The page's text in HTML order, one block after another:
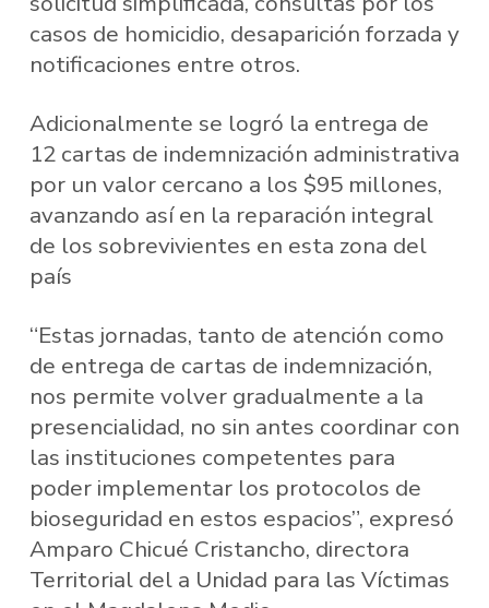
casos de homicidio, desaparición forzada y
notificaciones entre otros.
Adicionalmente se logró la entrega de
12 cartas de indemnización administrativa
por un valor cercano a los $95 millones,
avanzando así en la reparación integral
de los sobrevivientes en esta zona del
país
“Estas jornadas, tanto de atención como
de entrega de cartas de indemnización,
nos permite volver gradualmente a la
presencialidad, no sin antes coordinar con
las instituciones competentes para
poder implementar los protocolos de
bioseguridad en estos espacios”, expresó
Amparo Chicué Cristancho, directora
Territorial del a Unidad para las Víctimas